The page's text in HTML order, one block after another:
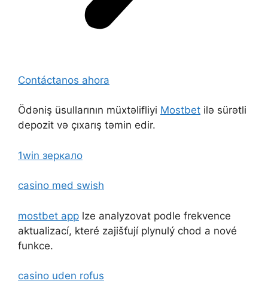
Contáctanos ahora
Ödəniş üsullarının müxtəlifliyi Mostbet ilə sürətli
depozit və çıxarış təmin edir.
1win зеркало
casino med swish
mostbet app lze analyzovat podle frekvence
aktualizací, které zajišťují plynulý chod a nové
funkce.
casino uden rofus